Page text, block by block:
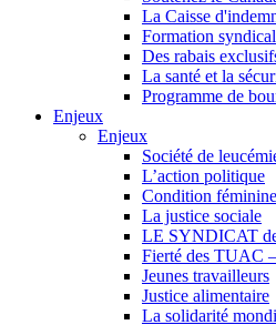
La Caisse
Formation
Des rabais
La santé et la
Programme de
Enjeux
Enjeux
Société de
L’action politique
Condition
La justice sociale
LE SYNDICAT
Fierté des TUAC
Jeunes travailleurs
Justice alimentaire
La solidarité